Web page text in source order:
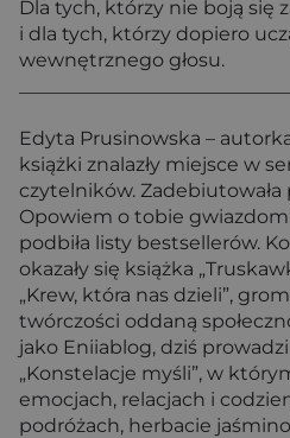
Dla tych, którzy nie boją się
i dla tych, którzy dopiero
wewnętrznego głosu.
Edyta Prusinowska –
książki znalazły miejsce w
czytelników. Zadebiutowała
Opowiem o tobie
podbiła listy bestsellerów.
okazały się książka
„Krew, która nas dzieli”,
twórczości oddaną
jako Eniiablog, dziś
„Konstelacje myśli”, w
emocjach, relacjach i
podróżach, herbacie